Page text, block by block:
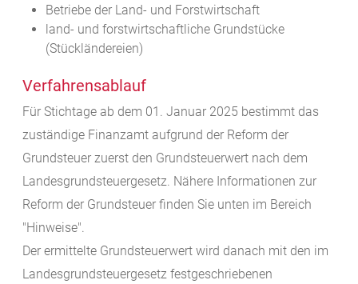
Betriebe der Land- und Forstwirtschaft
land- und forstwirtschaftliche Grundstücke
(Stückländereien)
Verfahrensablauf
Für Stichtage ab dem 01. Januar 2025 bestimmt das
zuständige Finanzamt aufgrund der Reform der
Grundsteuer zuerst den Grundsteuerwert nach dem
Landesgrundsteuergesetz. Nähere Informationen zur
Reform der Grundsteuer finden Sie unten im Bereich
"Hinweise".
Der ermittelte Grundsteuerwert wird danach mit den im
Landesgrundsteuergesetz festgeschriebenen